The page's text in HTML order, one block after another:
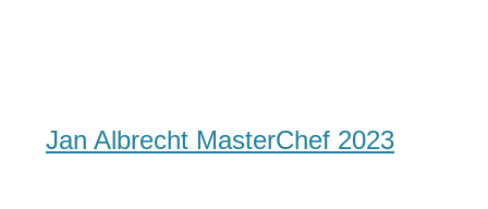
Jan Albrecht MasterChef 2023